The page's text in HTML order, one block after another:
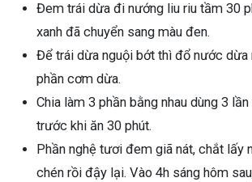
Đem trái dừa đi nướng liu riu tầm 30
xanh đã chuyển sang màu đen.
Để trái dừa nguội bớt thì đổ nước dừa
phần cơm dừa.
Chia làm 3 phần bằng nhau dùng 3
trước khi ăn 30 phút.
Phần nghệ tươi đem giã nát, chắt lấy
chén rồi đậy lại. Vào 4h sáng hôm